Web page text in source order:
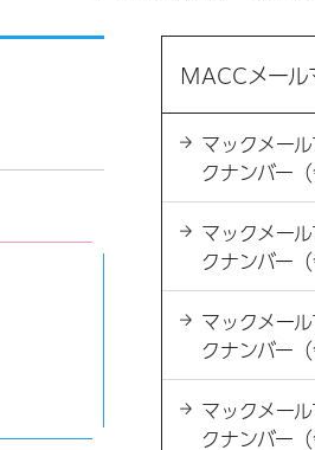
MACCメール
マックメー
クナンバー（
マックメー
クナンバー
マックメー
クナンバー
マックメー
クナンバー